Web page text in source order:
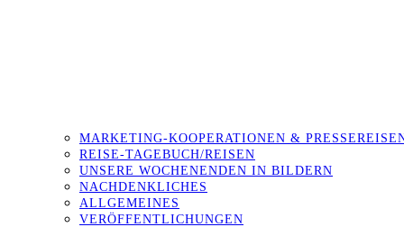
MARKETING-KOOPERATIONEN &
REISE-TAGEBUCH/REISEN
UNSERE WOCHENENDEN IN BILDERN
NACHDENKLICHES
ALLGEMEINES
VERÖFFENTLICHUNGEN